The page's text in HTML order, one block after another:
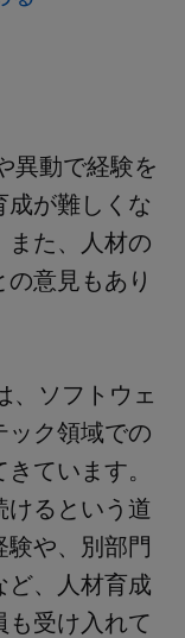
異動で経験を
が難しくな
また、人材の
意見もあり
、ソフトウェ
ック領域での
ています。
けるという道
験や、別部門
ど、人材育成
も受け入れて